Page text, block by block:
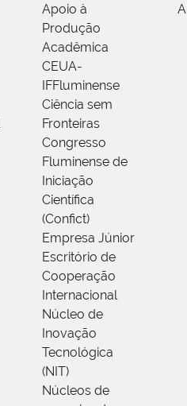
Apoio à
Produção
Acadêmica
CEUA-
IFFluminense
Ciência sem
Fronteiras
Congresso
Fluminense de
Iniciação
Científica
(Confict)
Empresa Júnior
Escritório de
Cooperação
Internacional
Núcleo de
Inovação
Tecnológica
(NIT)
Núcleos de